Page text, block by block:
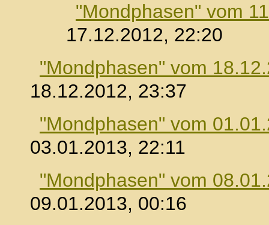
"Mondphasen" vom
17.12.2012, 22:20
"Mondphasen" vom
18.12.2012, 23:37
"Mondphasen" vom
03.01.2013, 22:11
"Mondphasen" vom
09.01.2013, 00:16